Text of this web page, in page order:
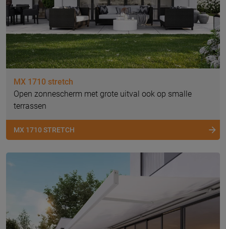
MX 1710 stretch
Open zonnescherm met grote uitval ook op smalle
terrassen
MX 1710 STRETCH